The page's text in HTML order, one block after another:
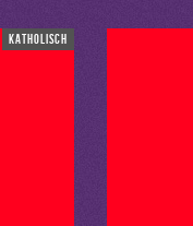
katholisch